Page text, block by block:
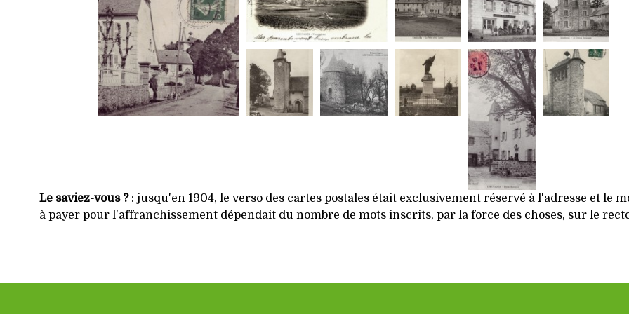
Le saviez-vous ?: jusqu'en 1904, le verso des cartes postales était exclusivement réservé à l'adresse et le
à payer pour l'affranchissement dépendait du nombre de mots inscrits, par la force des choses, sur le